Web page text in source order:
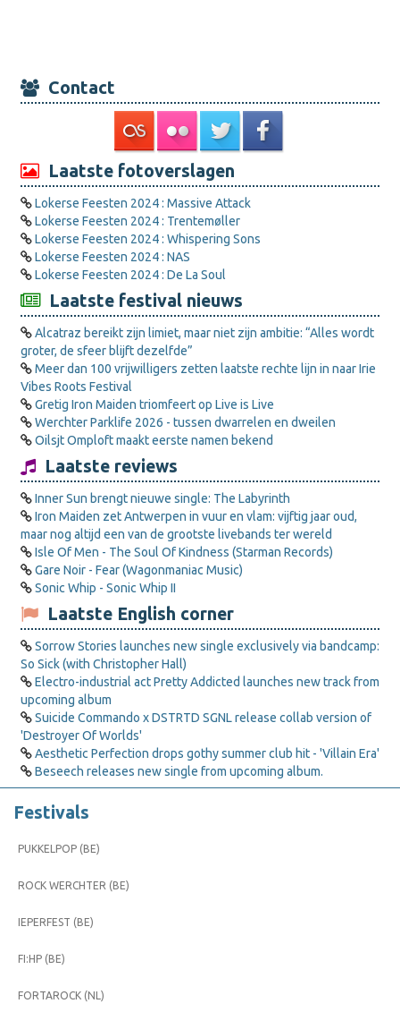
Contact
Laatste fotoverslagen
Lokerse Feesten 2024 : Massive Attack
Lokerse Feesten 2024 : Trentemøller
Lokerse Feesten 2024 : Whispering Sons
Lokerse Feesten 2024 : NAS
Lokerse Feesten 2024 : De La Soul
Laatste festival nieuws
Alcatraz bereikt zijn limiet, maar niet zijn ambitie: “Alles wordt
groter, de sfeer blijft dezelfde”
Meer dan 100 vrijwilligers zetten laatste rechte lijn in naar Irie
Vibes Roots Festival
Gretig Iron Maiden triomfeert op Live is Live
Werchter Parklife 2026 - tussen dwarrelen en dweilen
Oilsjt Omploft maakt eerste namen bekend
Laatste reviews
Inner Sun brengt nieuwe single: The Labyrinth
Iron Maiden zet Antwerpen in vuur en vlam: vijftig jaar oud,
maar nog altijd een van de grootste livebands ter wereld
Isle Of Men - The Soul Of Kindness (Starman Records)
Gare Noir - Fear (Wagonmaniac Music)
Sonic Whip - Sonic Whip II
Laatste English corner
Sorrow Stories launches new single exclusively via bandcamp:
So Sick (with Christopher Hall)
Electro-industrial act Pretty Addicted launches new track from
upcoming album
Suicide Commando x DSTRTD SGNL release collab version of
'Destroyer Of Worlds'
Aesthetic Perfection drops gothy summer club hit - 'Villain Era'
Beseech releases new single from upcoming album.
Festivals
PUKKELPOP (BE)
ROCK WERCHTER (BE)
IEPERFEST (BE)
FI:HP (BE)
FORTAROCK (NL)